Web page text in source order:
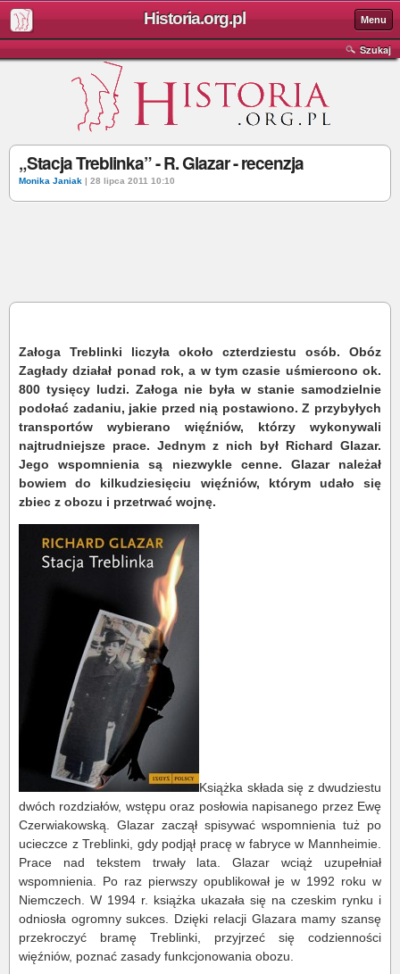
Historia.org.pl Menu
Szukaj
„Stacja Treblinka” - R. Glazar - recenzja
Monika Janiak | 28 lipca 2011 10:10
Załoga Treblinki liczyła około czterdziestu osób. Obóz
Zagłady działał ponad rok, a w tym czasie uśmiercono ok.
800 tysięcy ludzi. Załoga nie była w stanie samodzielnie
podołać zadaniu, jakie przed nią postawiono. Z przybyłych
transportów wybierano więźniów, którzy wykonywali
najtrudniejsze prace. Jednym z nich był Richard Glazar.
Jego wspomnienia są niezwykle cenne. Glazar należał
bowiem do kilkudziesięciu więźniów, którym udało się
zbiec z obozu i przetrwać wojnę.
Książka składa się z dwudziestu
dwóch rozdziałów, wstępu oraz posłowia napisanego przez Ewę
Czerwiakowską. Glazar zaczął spisywać wspomnienia tuż po
ucieczce z Treblinki, gdy podjął pracę w fabryce w Mannheimie.
Prace nad tekstem trwały lata. Glazar wciąż uzupełniał
wspomnienia. Po raz pierwszy opublikował je w 1992 roku w
Niemczech. W 1994 r. książka ukazała się na czeskim rynku i
odniosła ogromny sukces. Dzięki relacji Glazara mamy szansę
przekroczyć bramę Treblinki, przyjrzeć się codzienności
więźniów, poznać zasady funkcjonowania obozu.